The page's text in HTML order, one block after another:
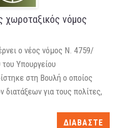
χωροταξικός νόμος
ο νέος νόμος Ν. 4759/
Υπουργείου
στη Βουλή ο οποίος
διατάξεων για τους πολίτες,
ΔΙΑΒΑΣΤΕ